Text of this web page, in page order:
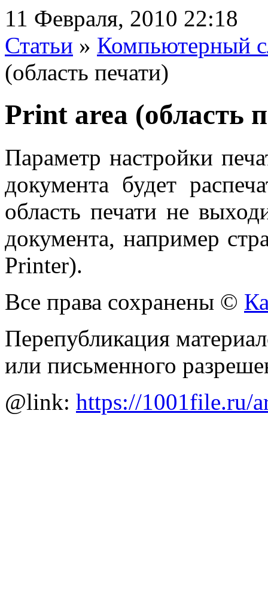
11 Февраля, 2010 22:18
Статьи » Компьютерный
(область печати)
Print area (область
Параметр настройки
до­кумента будет
область печати не
документа, например
Printer).
Все права сохранены ©
Перепубликация
или письменного
@link: https://1001file.ru/